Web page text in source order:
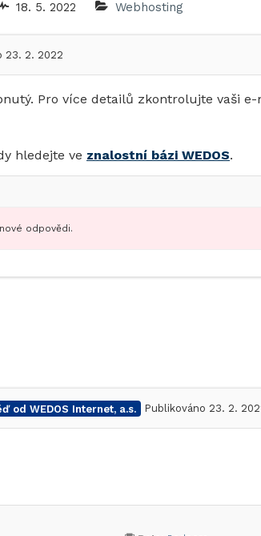
18. 5. 2022 Webhosting
23. 2. 2022
Pro více detailů zkontrolujte vaši
hledejte ve znalostní bázi WEDOS.
odpovědi.
od WEDOS Internet, a.s. Publikováno 23. 2.